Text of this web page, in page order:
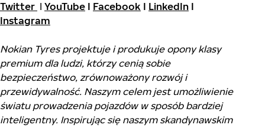
Twitter I YouTube I Facebook I LinkedIn I
Instagram
Nokian Tyres projektuje i produkuje opony klasy
premium dla ludzi, którzy cenią sobie
bezpieczeństwo, zrównoważony rozwój i
przewidywalność. Naszym celem jest umożliwienie
światu prowadzenia pojazdów w sposób bardziej
inteligentny. Inspirując się naszym skandynawskim